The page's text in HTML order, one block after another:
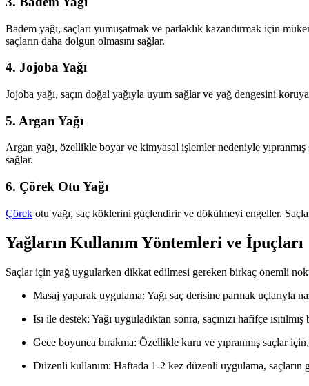
Badem yağı, saçları yumuşatmak ve parlaklık kazandırmak için
saçların daha dolgun olmasını sağlar.
4. Jojoba Yağı
Jojoba yağı, saçın doğal yağıyla uyum sağlar ve yağ dengesini
5. Argan Yağı
Argan yağı, özellikle boyar ve kimyasal işlemler nedeniyle
sağlar.
6. Çörek Otu Yağı
Çörek otu yağı, saç köklerini güçlendirir ve dökülmeyi engeller.
Yağların Kullanım Yöntemleri ve İpuçları
Saçlar için yağ uygularken dikkat edilmesi gereken birkaç önemli
Masaj yaparak uygulama: Yağı saç derisine parmak uçlarıyla
Isı ile destek: Yağı uyguladıktan sonra, saçınızı hafifçe
Gece boyunca bırakma: Özellikle kuru ve yıpranmış saçlar
Düzenli kullanım: Haftada 1-2 kez düzenli uygulama, saçların